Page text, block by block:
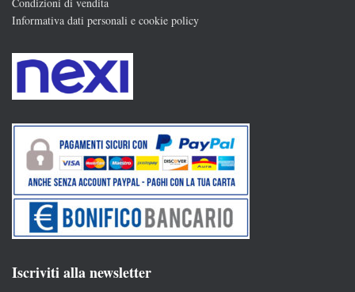
Informativa dati personali e cookie policy
Iscriviti alla newsletter